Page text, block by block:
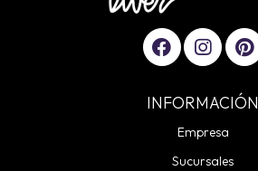
INFORMACIÓN
Empresa
Sucursales